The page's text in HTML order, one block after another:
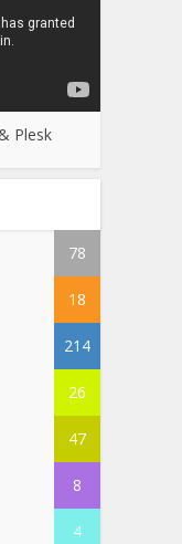
Plesk
78
18
214
26
47
8
4